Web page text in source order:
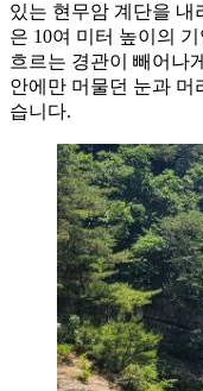
있는 현무암 계단을 내
은 10여 미터 높이의
흐르는 경관이 빼어나
안에만 머물던 눈과 머
습니다.